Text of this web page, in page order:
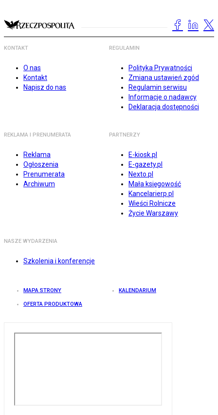
KONTAKT
O nas
Kontakt
Napisz do nas
REGULAMIN
Polityka Prywatności
Zmiana ustawień zgód
Regulamin serwisu
Informacje o nadawcy
Deklaracja dostępności
REKLAMA I PRENUMERATA
Reklama
Ogłoszenia
Prenumerata
Archiwum
PARTNERZY
E-kiosk.pl
E-gazety.pl
Nexto.pl
Mała księgowość
Kancelarierp.pl
Wieści Rolnicze
Życie Warszawy
NASZE WYDARZENIA
Szkolenia i konferencje
MAPA STRONY KALENDARIUM
OFERTA PRODUKTOWA